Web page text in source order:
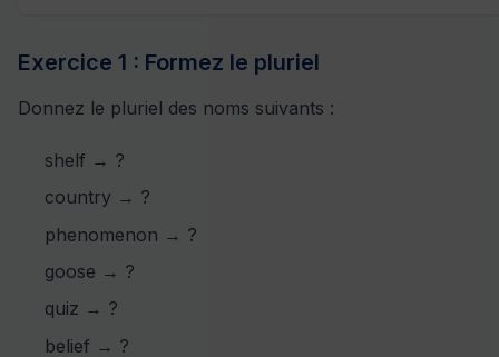
Exercice 1 : Formez le pluriel
Donnez le pluriel des noms suivants :
shelf → ?
country → ?
phenomenon → ?
goose → ?
quiz → ?
belief → ?